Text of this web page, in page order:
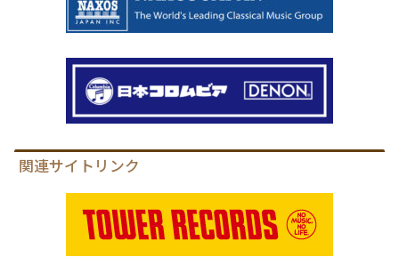
関連サイトリンク